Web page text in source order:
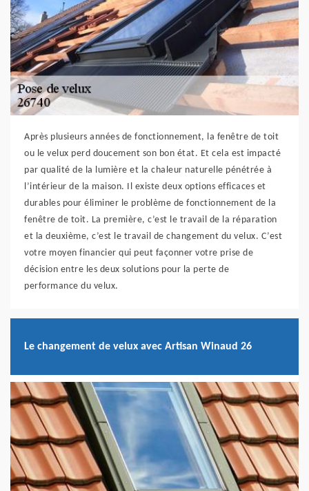
Après plusieurs années de fonctionnement, la fenêtre de toit
ou le velux perd doucement son bon état. Et cela est impacté
par qualité de la lumière et la chaleur naturelle pénétrée à
l’intérieur de la maison. Il existe deux options efficaces et
durables pour éliminer le problème de fonctionnement de la
fenêtre de toit. La première, c’est le travail de la réparation
et la deuxième, c’est le travail de changement du velux. C’est
votre moyen financier qui peut façonner votre prise de
décision entre les deux solutions pour la perte de
performance du velux.
Le changement de velux avec Artisan Winaud 26